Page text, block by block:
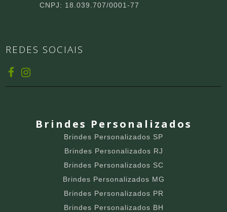
CNPJ: 18.039.707/0001-77
REDES SOCIAIS
Brindes Personalizados
Brindes Personalizados SP
Brindes Personalizados RJ
Brindes Personalizados SC
Brindes Personalizados MG
Brindes Personalizados PR
Brindes Personalizados BH